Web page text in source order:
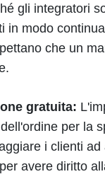
gli integratori
in modo
che un
gratuita:
per la
i clienti ad
avere diritto